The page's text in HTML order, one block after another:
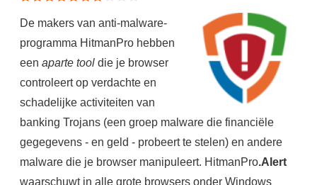
De makers van anti-malware-
programma HitmanPro hebben
een aparte tooldie je browser
controleert op verdachte en
schadelijke activiteiten van
banking Trojans (een groep malware die financiële
gegegevens - en geld - probeert te stelen) en andere
malware die je browser manipuleert. HitmanPro.Alert
waarschuwt in alle grote browsers onder Windows